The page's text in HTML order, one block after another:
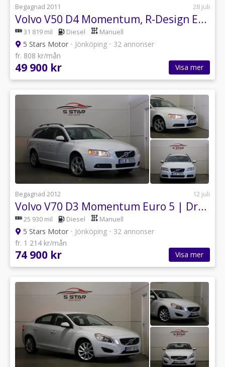
Begagnad 2011 28 juli
Volvo V50 D4 Momentum, R-Design Euro 5
31 819 mil Diesel Manuell
5 Stars Motor • Jönköping • 32 annonser
fr. 808 kr/mån
49 900 kr Visa mer
Begagnad 2012 12 juli
Volvo V70 D3 Momentum Euro 5 | Drag | P-sensor | Bluetooth
25 930 mil Diesel Manuell
5 Stars Motor • Jönköping • 32 annonser
fr. 1 214 kr/mån
74 900 kr Visa mer